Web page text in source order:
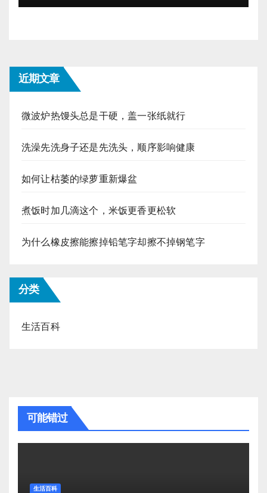
近期文章
微波炉热馒头总是干硬，盖一张纸就行
洗澡先洗身子还是先洗头，顺序影响健康
如何让枯萎的绿萝重新爆盆
煮饭时加几滴这个，米饭更香更松软
为什么橡皮擦能擦掉铅笔字却擦不掉钢笔字
分类
生活百科
可能错过
生活百科